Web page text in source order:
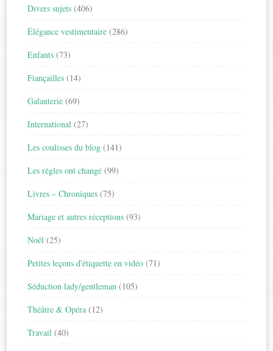
Divers sujets (406)
Élégance vestimentaire (286)
Enfants (73)
Fiançailles (14)
Galanterie (69)
International (27)
Les coulisses du blog (141)
Les règles ont changé (99)
Livres – Chroniques (75)
Mariage et autres réceptions (93)
Noël (25)
Petites leçons d'étiquette en vidéo (71)
Séduction lady/gentleman (105)
Théâtre & Opéra (12)
Travail (40)